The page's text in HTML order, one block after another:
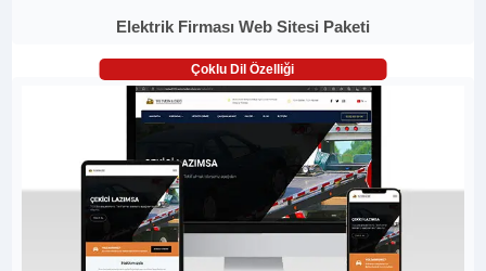
Elektrik Firması Web Sitesi Paketi
Çoklu Dil Özelliği